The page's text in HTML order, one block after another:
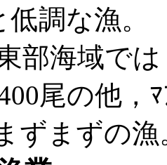
調な漁。
部海域で
尾の他，
ずまずの漁